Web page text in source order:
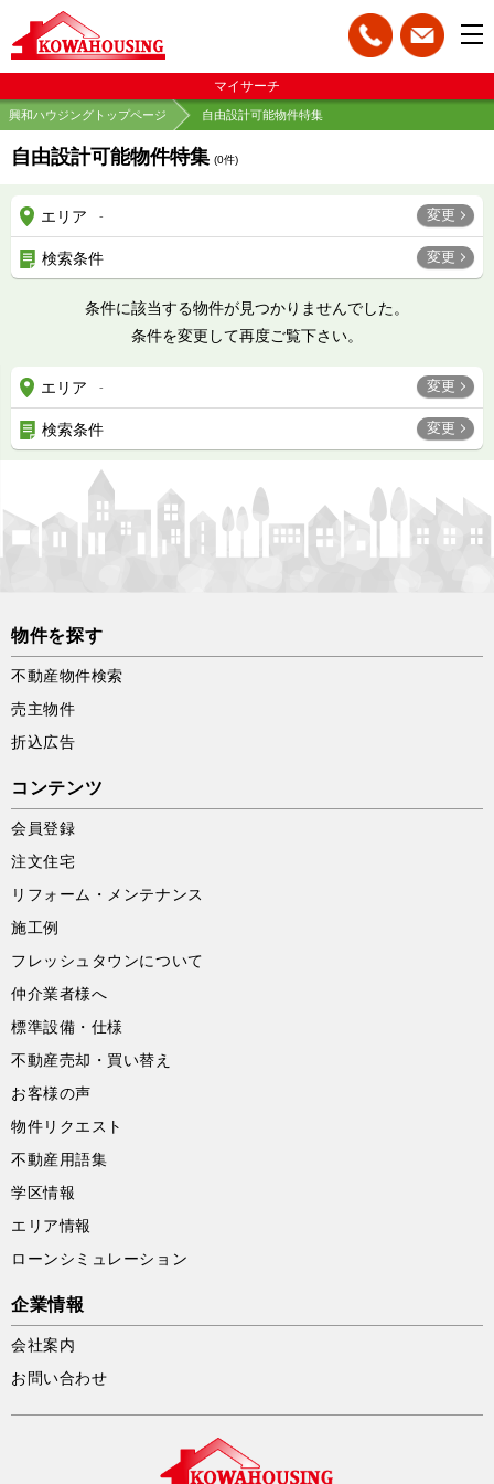
マイサーチ
興和ハウジングトップページ 自由設計可能物件特集
自由設計可能物件特集 (0件)
エリア - 変更
検索条件 変更
条件に該当する物件が見つかりませんでした。
条件を変更して再度ご覧下さい。
エリア - 変更
検索条件 変更
物件を探す
不動産物件検索
売主物件
折込広告
コンテンツ
会員登録
注文住宅
リフォーム・メンテナンス
施工例
フレッシュタウンについて
仲介業者様へ
標準設備・仕様
不動産売却・買い替え
お客様の声
物件リクエスト
不動産用語集
学区情報
エリア情報
ローンシミュレーション
企業情報
会社案内
お問い合わせ